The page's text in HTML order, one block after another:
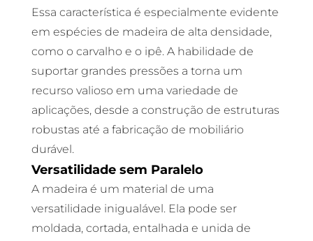
Essa característica é especialmente evidente
em espécies de madeira de alta densidade,
como o carvalho e o ipê. A habilidade de
suportar grandes pressões a torna um
recurso valioso em uma variedade de
aplicações, desde a construção de estruturas
robustas até a fabricação de mobiliário
durável.
Versatilidade sem Paralelo
A madeira é um material de uma
versatilidade inigualável. Ela pode ser
moldada, cortada, entalhada e unida de